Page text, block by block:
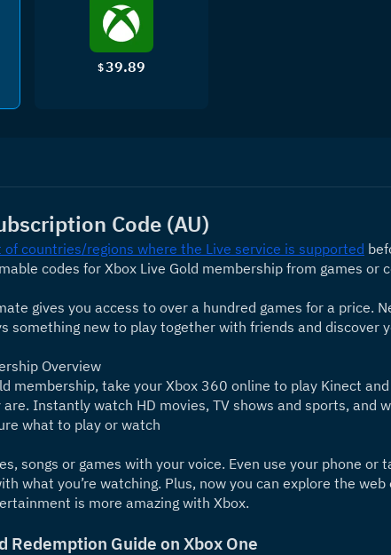
$39.89
Code (AU)
of countries/regions where the Live service is supported
codes for Xbox Live Gold membership from games or
gives you access to over a hundred games for a price.
something new to play together with friends and discover
Overview
membership, take your Xbox 360 online to play Kinect
Instantly watch HD movies, TV shows and sports, and
what to play or watch
songs or games with your voice. Even use your phone or
what you’re watching. Plus, now you can explore the
is more amazing with Xbox.
Redemption Guide on Xbox One